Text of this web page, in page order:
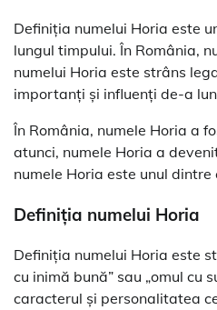
Definiția numelui Horia este
lungul timpului. În România,
numelui Horia este strâns
importanți și influenți de-a
În România, numele Horia a
atunci, numele Horia a
numele Horia este unul
Definiția numelui Horia
Definiția numelui Horia este
cu inimă bună” sau „omul cu
caracterul și personalitatea